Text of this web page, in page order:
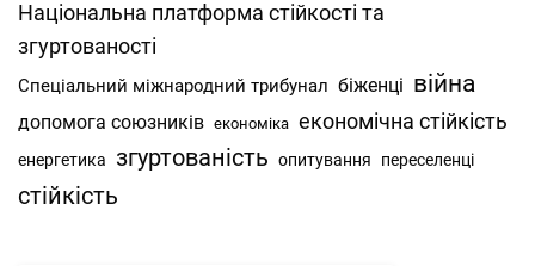
Національна платформа стійкості та
згуртованості
Спеціальний міжнародний трибунал біженці війна
допомога союзників економіка економічна стійкість
енергетика згуртованість опитування переселенці
стійкість